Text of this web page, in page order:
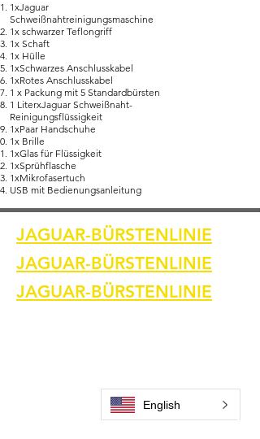
English
1xJaguar
Schweißnahtreinigungsmaschine
1x schwarzer Teflongriff
1x Schaft
1x Hülle
1xSchwarzes Anschlusskabel
1xRotes Anschlusskabel
1 x Packung mit 5 Standardbürsten
1 LiterxJaguar Schweißnaht-
Reinigungsflüssigkeit
​1xPaar Handschuhe
1x Brille
1xGlas für Flüssigkeit
1xSprühflasche
1xMikrofasertuch
USB mit Bedienungsanleitung
JAGUAR-BÜRSTENLINIE
JAGUAR-BÜRSTENLINIE
JAGUAR-BÜRSTENLINIE
Zubehör zur Schweißnahtreinigung